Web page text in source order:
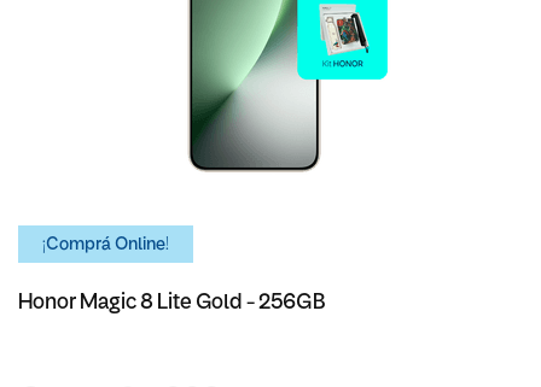
¡Comprá Online!
Honor Magic 8 Lite Gold - 256GB